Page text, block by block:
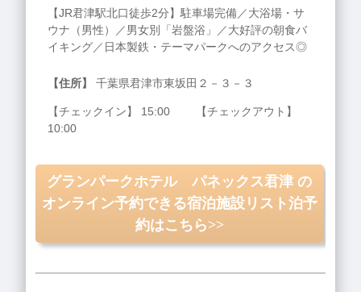
【JR君津駅北口徒歩2分】駐車場完備／大浴場・サ
ウナ（男性）／男女別「岩盤浴」／大好評の朝食バ
イキング／日本製鉄・テーマパークへのアクセス◎
【住所】 千葉県君津市東坂田２－３－３
【チェックイン】 15:00 【チェックアウト】
10:00
グランパークホテル パネックス君津 の
オンライン予約できる宿泊施設リスト泊予
約はこちら>>